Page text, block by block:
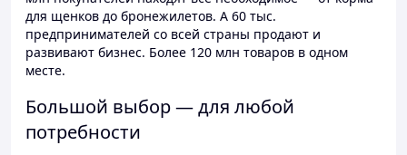
для щенков до бронежилетов. А 60 тыс.
предпринимателей со всей страны продают и
развивают бизнес. Более 120 млн товаров в одном
месте.
Большой выбор — для любой
потребности